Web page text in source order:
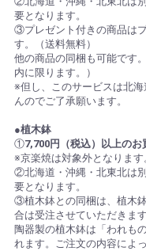
要となります。
③プレゼント付きの商品は
す。（送料無料）
他の商品の同梱も可能です
内に限ります。）
※但し、このサービスは北
んのでご了承願います。
●植木鉢
①7,700円（税込）以上のお
※京楽焼は対象外となります
②北海道・沖縄・北東北は
要となります。
③植木鉢との同梱は、植木
合は受注させていただきます
陶器製の植木鉢は「われも
れます。ご注文の内容によ